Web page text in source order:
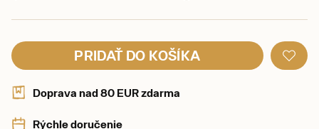
PRIDAŤ DO KOŠÍKA
Doprava nad 80 EUR zdarma
Rýchle doručenie